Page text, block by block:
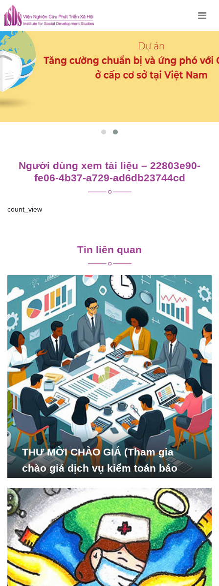
Skip
to
content
Người dùng xem tài liệu – 22803e90-
fe06-4b37-a729-ad6db23744cd
count_view
viết
Tin liên quan
THƯ MỜI CHÀO GIÁ (Tham gia
chào giá dịch vụ kiểm toán báo
Nghiên cứu Phát triển Xã
hội_ISDS)